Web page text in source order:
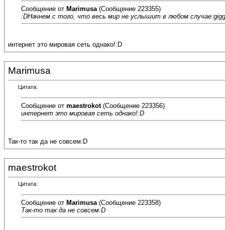
Сообщение от Marimusa (Сообщение 223355)
:DНачнем с того, что весь мир не услышит в любом
интернет это мировая сеть однако!:D
Marimusa
Цитата:
Сообщение от maestrokot(Сообщение 223356)
интернет это мировая сеть однако!:D
Так-то так да не совсем:D
maestrokot
Цитата:
Сообщение от Marimusa (Сообщение 223358)
Так-то так да не совсем:D